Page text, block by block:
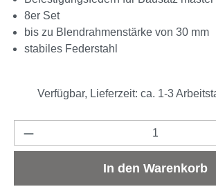
8er Set
bis zu Blendrahmenstärke von 30 mm
stabiles Federstahl
Verfügbar, Lieferzeit: ca. 1-3
Produkt Anzahl: Gib den
In den Warenkorb